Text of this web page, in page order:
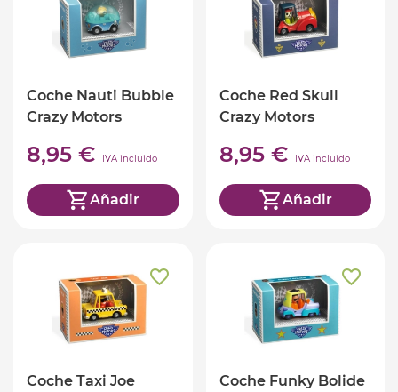
Coche Nauti Bubble
Crazy Motors
8,95 € IVA incluido
Añadir
Coche Red Skull
Crazy Motors
8,95 € IVA incluido
Añadir
Coche Taxi Joe
Coche Funky Bolide